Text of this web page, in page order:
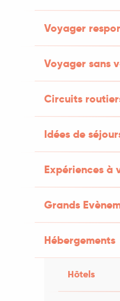
Voyager
Voyager sans
Circuits
Idées de
Expériences à
Grands
Hébergements
Hôtels
mensuelle
réseaux !
sur votre